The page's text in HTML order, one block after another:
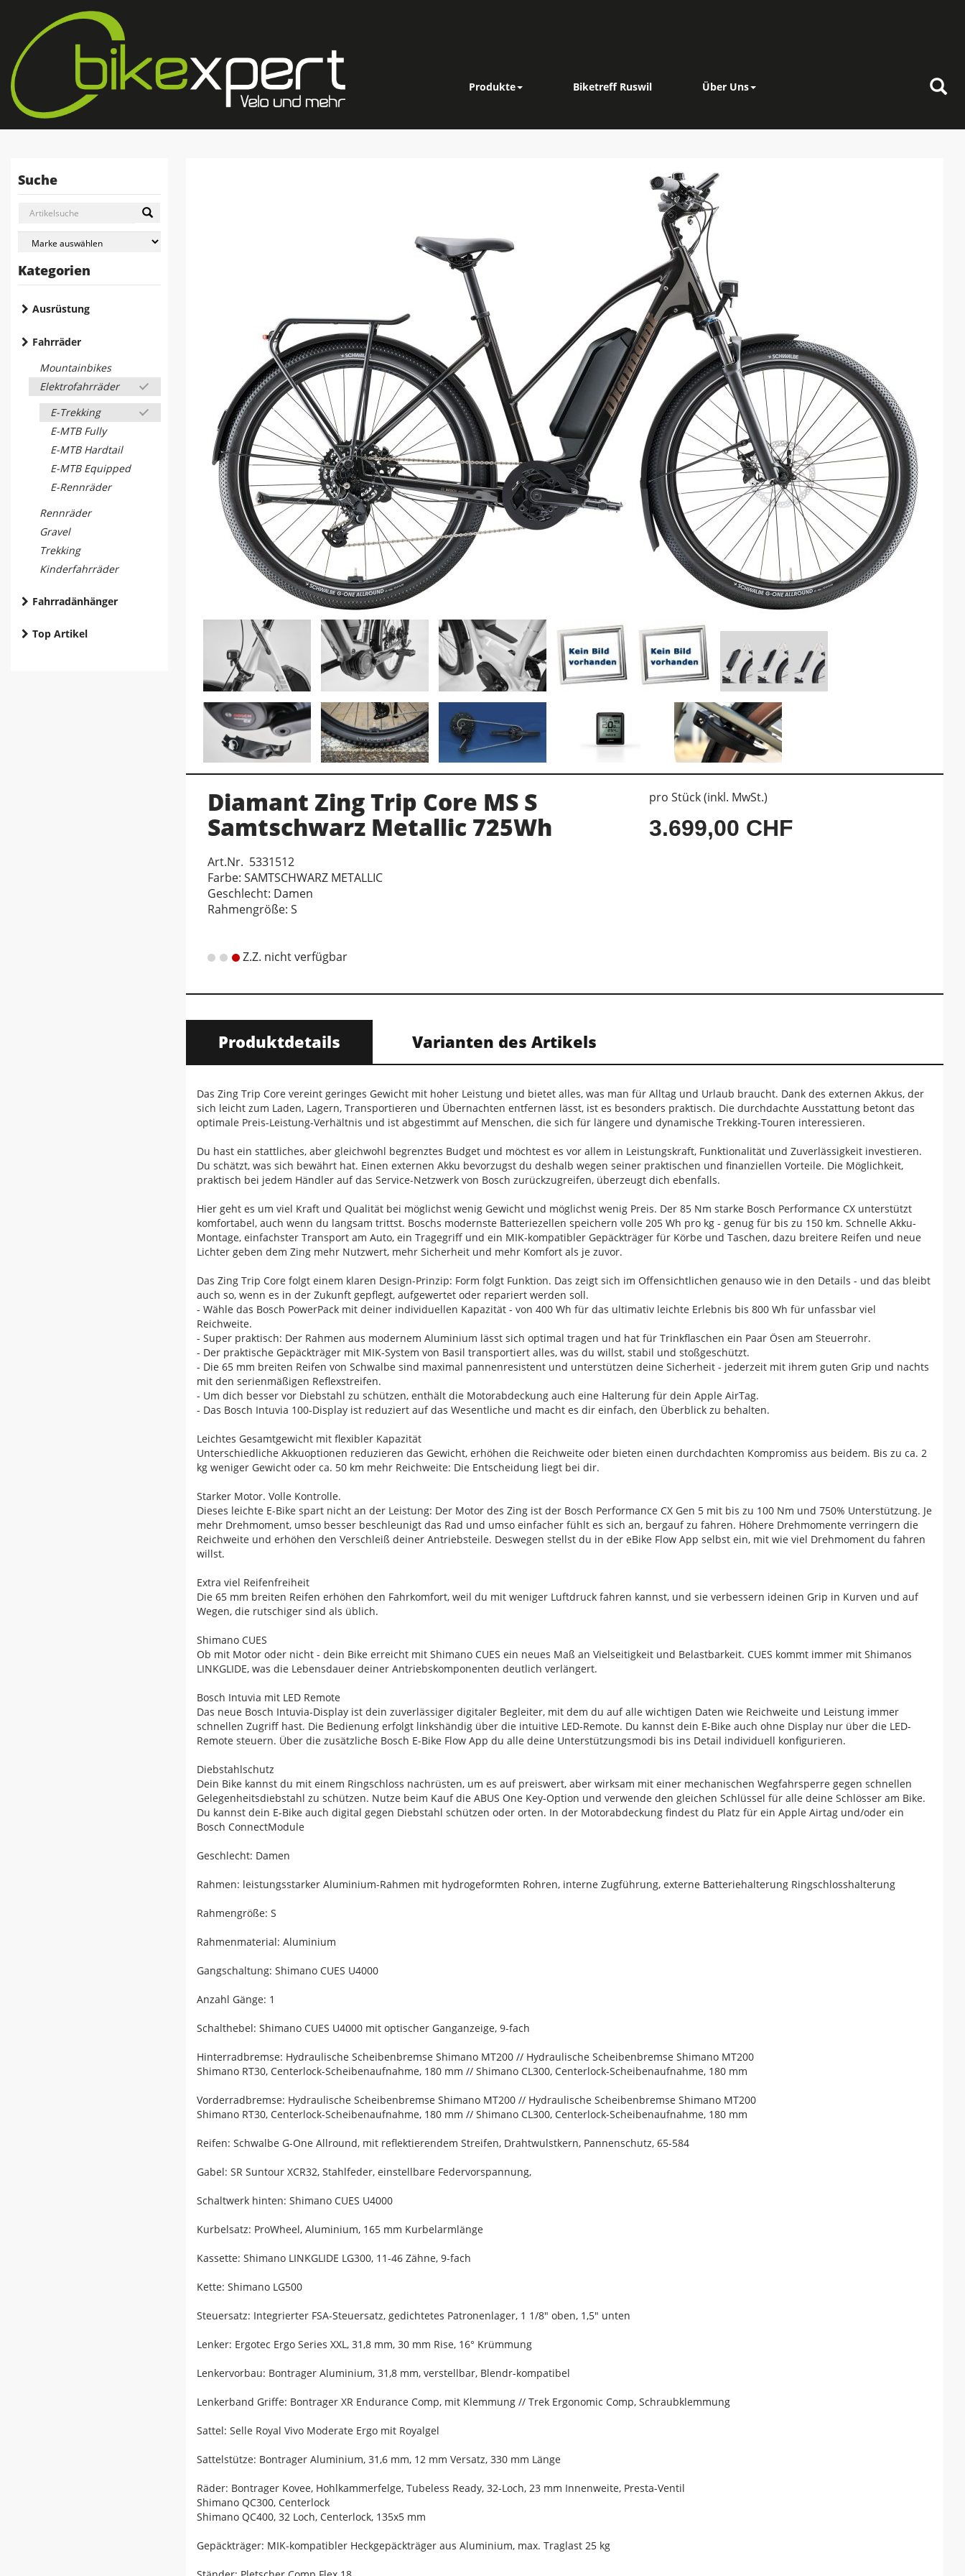
Produkte Biketreff Ruswil Über Uns
Suche
Kategorien
Ausrüstung
Fahrräder
Mountainbikes
Elektrofahrräder
E-Trekking
E-MTB Fully
E-MTB Hardtail
E-MTB Equipped
E-Rennräder
Rennräder
Gravel
Trekking
Kinderfahrräder
Fahrradänhänger
Top Artikel
Diamant Zing Trip Core MS S
Samtschwarz Metallic 725Wh
Art.Nr. 5331512
Farbe: SAMTSCHWARZ METALLIC
Geschlecht: Damen
Rahmengröße: S
Z.Z. nicht verfügbar
pro Stück (inkl. MwSt.)
3.699,00 CHF
Produktdetails Varianten des Artikels
Das Zing Trip Core vereint geringes Gewicht mit hoher Leistung und bietet alles, was man für Alltag und Urlaub braucht. Dank des externen Akkus, der
sich leicht zum Laden, Lagern, Transportieren und Übernachten entfernen lässt, ist es besonders praktisch. Die durchdachte Ausstattung betont das
optimale Preis-Leistung-Verhältnis und ist abgestimmt auf Menschen, die sich für längere und dynamische Trekking-Touren interessieren.
Du hast ein stattliches, aber gleichwohl begrenztes Budget und möchtest es vor allem in Leistungskraft, Funktionalität und Zuverlässigkeit investieren.
Du schätzt, was sich bewährt hat. Einen externen Akku bevorzugst du deshalb wegen seiner praktischen und finanziellen Vorteile. Die Möglichkeit,
praktisch bei jedem Händler auf das Service-Netzwerk von Bosch zurückzugreifen, überzeugt dich ebenfalls.
Hier geht es um viel Kraft und Qualität bei möglichst wenig Gewicht und möglichst wenig Preis. Der 85 Nm starke Bosch Performance CX unterstützt
komfortabel, auch wenn du langsam trittst. Boschs modernste Batteriezellen speichern volle 205 Wh pro kg - genug für bis zu 150 km. Schnelle Akku-
Montage, einfachster Transport am Auto, ein Tragegriff und ein MIK-kompatibler Gepäckträger für Körbe und Taschen, dazu breitere Reifen und neue
Lichter geben dem Zing mehr Nutzwert, mehr Sicherheit und mehr Komfort als je zuvor.
Das Zing Trip Core folgt einem klaren Design-Prinzip: Form folgt Funktion. Das zeigt sich im Offensichtlichen genauso wie in den Details - und das bleibt
auch so, wenn es in der Zukunft gepflegt, aufgewertet oder repariert werden soll.
- Wähle das Bosch PowerPack mit deiner individuellen Kapazität - von 400 Wh für das ultimativ leichte Erlebnis bis 800 Wh für unfassbar viel
Reichweite.
- Super praktisch: Der Rahmen aus modernem Aluminium lässt sich optimal tragen und hat für Trinkflaschen ein Paar Ösen am Steuerrohr.
- Der praktische Gepäckträger mit MIK-System von Basil transportiert alles, was du willst, stabil und stoßgeschützt.
- Die 65 mm breiten Reifen von Schwalbe sind maximal pannenresistent und unterstützen deine Sicherheit - jederzeit mit ihrem guten Grip und nachts
mit den serienmäßigen Reflexstreifen.
- Um dich besser vor Diebstahl zu schützen, enthält die Motorabdeckung auch eine Halterung für dein Apple AirTag.
- Das Bosch Intuvia 100-Display ist reduziert auf das Wesentliche und macht es dir einfach, den Überblick zu behalten.
Leichtes Gesamtgewicht mit flexibler Kapazität
Unterschiedliche Akkuoptionen reduzieren das Gewicht, erhöhen die Reichweite oder bieten einen durchdachten Kompromiss aus beidem. Bis zu ca. 2
kg weniger Gewicht oder ca. 50 km mehr Reichweite: Die Entscheidung liegt bei dir.
Starker Motor. Volle Kontrolle.
Dieses leichte E-Bike spart nicht an der Leistung: Der Motor des Zing ist der Bosch Performance CX Gen 5 mit bis zu 100 Nm und 750% Unterstützung. Je
mehr Drehmoment, umso besser beschleunigt das Rad und umso einfacher fühlt es sich an, bergauf zu fahren. Höhere Drehmomente verringern die
Reichweite und erhöhen den Verschleiß deiner Antriebsteile. Deswegen stellst du in der eBike Flow App selbst ein, mit wie viel Drehmoment du fahren
willst.
Extra viel Reifenfreiheit
Die 65 mm breiten Reifen erhöhen den Fahrkomfort, weil du mit weniger Luftdruck fahren kannst, und sie verbessern ideinen Grip in Kurven und auf
Wegen, die rutschiger sind als üblich.
Shimano CUES
Ob mit Motor oder nicht - dein Bike erreicht mit Shimano CUES ein neues Maß an Vielseitigkeit und Belastbarkeit. CUES kommt immer mit Shimanos
LINKGLIDE, was die Lebensdauer deiner Antriebskomponenten deutlich verlängert.
Bosch Intuvia mit LED Remote
Das neue Bosch Intuvia-Display ist dein zuverlässiger digitaler Begleiter, mit dem du auf alle wichtigen Daten wie Reichweite und Leistung immer
schnellen Zugriff hast. Die Bedienung erfolgt linkshändig über die intuitive LED-Remote. Du kannst dein E-Bike auch ohne Display nur über die LED-
Remote steuern. Über die zusätzliche Bosch E-Bike Flow App du alle deine Unterstützungsmodi bis ins Detail individuell konfigurieren.
Diebstahlschutz
Dein Bike kannst du mit einem Ringschloss nachrüsten, um es auf preiswert, aber wirksam mit einer mechanischen Wegfahrsperre gegen schnellen
Gelegenheitsdiebstahl zu schützen. Nutze beim Kauf die ABUS One Key-Option und verwende den gleichen Schlüssel für alle deine Schlösser am Bike.
Du kannst dein E-Bike auch digital gegen Diebstahl schützen oder orten. In der Motorabdeckung findest du Platz für ein Apple Airtag und/oder ein
Bosch ConnectModule
Geschlecht: Damen
Rahmen: leistungsstarker Aluminium-Rahmen mit hydrogeformten Rohren, interne Zugführung, externe Batteriehalterung Ringschlosshalterung
Rahmengröße: S
Rahmenmaterial: Aluminium
Gangschaltung: Shimano CUES U4000
Anzahl Gänge: 1
Schalthebel: Shimano CUES U4000 mit optischer Ganganzeige, 9-fach
Hinterradbremse: Hydraulische Scheibenbremse Shimano MT200 // Hydraulische Scheibenbremse Shimano MT200
Shimano RT30, Centerlock-Scheibenaufnahme, 180 mm // Shimano CL300, Centerlock-Scheibenaufnahme, 180 mm
Vorderradbremse: Hydraulische Scheibenbremse Shimano MT200 // Hydraulische Scheibenbremse Shimano MT200
Shimano RT30, Centerlock-Scheibenaufnahme, 180 mm // Shimano CL300, Centerlock-Scheibenaufnahme, 180 mm
Reifen: Schwalbe G-One Allround, mit reflektierendem Streifen, Drahtwulstkern, Pannenschutz, 65-584
Gabel: SR Suntour XCR32, Stahlfeder, einstellbare Federvorspannung,
Schaltwerk hinten: Shimano CUES U4000
Kurbelsatz: ProWheel, Aluminium, 165 mm Kurbelarmlänge
Kassette: Shimano LINKGLIDE LG300, 11-46 Zähne, 9-fach
Kette: Shimano LG500
Steuersatz: Integrierter FSA-Steuersatz, gedichtetes Patronenlager, 1 1/8" oben, 1,5" unten
Lenker: Ergotec Ergo Series XXL, 31,8 mm, 30 mm Rise, 16° Krümmung
Lenkervorbau: Bontrager Aluminium, 31,8 mm, verstellbar, Blendr-kompatibel
Lenkerband Griffe: Bontrager XR Endurance Comp, mit Klemmung // Trek Ergonomic Comp, Schraubklemmung
Sattel: Selle Royal Vivo Moderate Ergo mit Royalgel
Sattelstütze: Bontrager Aluminium, 31,6 mm, 12 mm Versatz, 330 mm Länge
Räder: Bontrager Kovee, Hohlkammerfelge, Tubeless Ready, 32-Loch, 23 mm Innenweite, Presta-Ventil
Shimano QC300, Centerlock
Shimano QC400, 32 Loch, Centerlock, 135x5 mm
Gepäckträger: MIK-kompatibler Heckgepäckträger aus Aluminium, max. Traglast 25 kg